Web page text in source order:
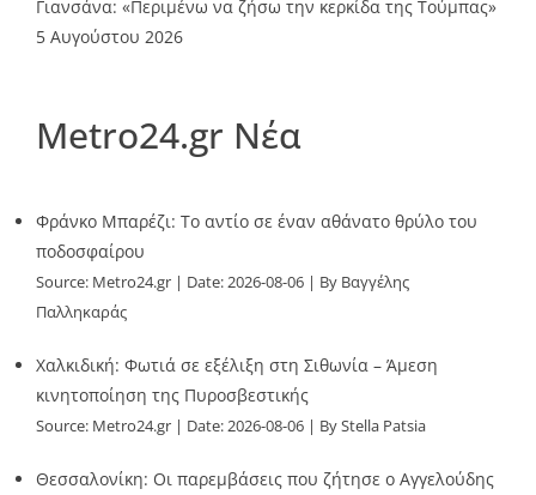
Γιανσάνα: «Περιμένω να ζήσω την κερκίδα της Τούμπας»
5 Αυγούστου 2026
Metro24.gr Νέα
Φράνκο Μπαρέζι: Το αντίο σε έναν αθάνατο θρύλο του
ποδοσφαίρου
Source: Metro24.gr Date: 2026-08-06
By Βαγγέλης
Παλληκαράς
Χαλκιδική: Φωτιά σε εξέλιξη στη Σιθωνία – Άμεση
κινητοποίηση της Πυροσβεστικής
Source: Metro24.gr Date: 2026-08-06 By Stella Patsia
Θεσσαλονίκη: Οι παρεμβάσεις που ζήτησε ο Αγγελούδης